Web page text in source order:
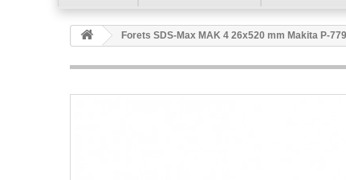
Forets SDS-Max MAK 4 26x520 mm Makita P-